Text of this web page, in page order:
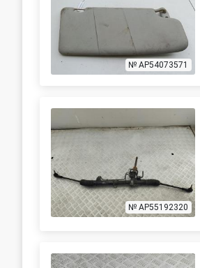
№ AP54073571
№ AP55192320